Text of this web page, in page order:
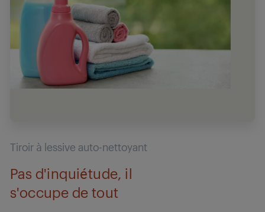
Tiroir à lessive auto-nettoyant
Pas d'inquiétude, il
s'occupe de tout